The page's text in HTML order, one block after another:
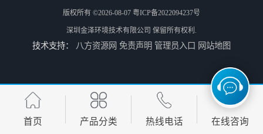
W型初效过滤器 西宁无隔板中效过滤器供应 金泽 W型初效过滤器厂 广州无隔板中效过滤器厂家 金泽
版权所有 ©2026-08-07 粤ICP备2022094237号
深圳金泽环境技术有限公司 保留所有权利.
技术支持： 八方资源网 免责声明 管理员入口 网站地图
首页 产品分类 热线电话 在线咨询